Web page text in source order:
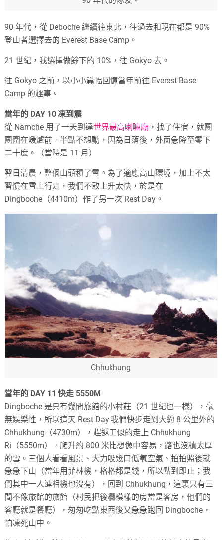
90 年代，從 Deboche 繼續往東北，往過去和現在都是 90%
登山者選擇去的 Everest Base Camp。
21 世紀，我選擇做餘下的 10%，往 Gokyo 去。
往 Gokyo 之前，以小小篇幅回憶當年前往 Everest Base
Camp 的趣事。
當年的 DAY 10 凍到震
從 Namche 用了一天到達世界最高喇嘛廟 ，找了住宿，就團
團圍在暖爐前，半點不想動，因為日落後，外面急降至零下
二十度。（當時是 11 月）
翌日清晨，整個山頭積了雪。為了適應高山環境，加上不太
習慣在雪上行走，我們不敢上升太快，於是在
Dingboche（4410m）作了另一次 Rest Day。
Chhukhung
當年的 DAY 11 快走 5550M
Dingboche 是只有幾間旅館的小村莊（21 世紀也一樣），毫
無娛樂性，所以這天 Rest Day 我們快步走到大約 8 公里外的
Chhukhung（4730m），趕返工似的走上 Chhukhung
Ri（5550m），爬升約 800 米比想像中容易，路也沒積太厚
的雪。三個人看看風景、大力吸幾口低氧空氣、拍拍照後就
急急下山（當年用菲林機，格格都是錢，所以點到即止；我
們其中一人連相機也沒有），回到 Chhukhung，這裏只有三
間不像旅館的旅館（村民把後欄模樣的房當是客房，他們的
客廳就是餐廳），匆匆吃點東西後又急急跑回 Dingboche，
怕凍死山中。